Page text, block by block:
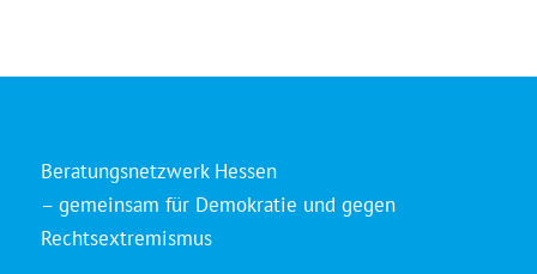
Beratungsnetzwerk Hessen
– gemeinsam für Demokratie und gegen
Rechtsextremismus